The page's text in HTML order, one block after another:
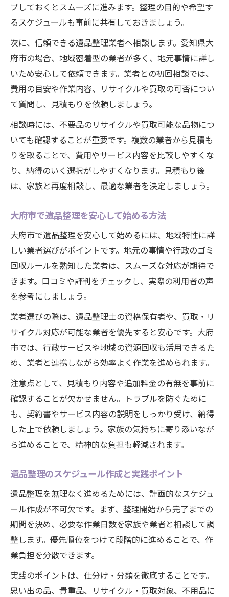
買取サービスを利用した賢いリサイクル方
法
大府市で遺品整理をするなら知っておきたい費
用相場
遺品整理の費用相場と見積もり時の注意点
大府市での遺品整理費用を抑える工夫とは
不用品リサイクルが費用節約に役立つ理由
買取サービスによる遺品整理の費用軽減策
遺品整理で追加料金を避けるための確認事
項
思い出を大切にする遺品整理の進め方ガイド
思い出の品を守る遺品整理の進め方と配慮
遺品整理で大切な品を見落とさない工夫
点
買取で思い出の品の新たな活用方法を考え
る
遺品整理時のご家族とのコミュニケーショ
買取を活かした遺品整理のポイント徹底解説
遺品整理時の買取サービス活用のメリット
買取できる遺品とリサイクル品の見極め方
買取を利用した遺品整理の効率化のコツ
大府市で信頼できる買取業者を選ぶ方法
遺品整理で買取価格を高めるための準備法
効率よく進める大府市での遺品整理とリサイク
ル
大府市で効率的な遺品整理を実現する秘訣
リサイクル業者と連携した遺品整理の流れ
買取サービスを活用した効率的な整理術
遺品整理で時間と費用を節約するポイント
プしておくとスムーズに進みます。整理の目的や希望す
るスケジュールも事前に共有しておきましょう。
次に、信頼できる遺品整理業者へ相談します。愛知県大
府市の場合、地域密着型の業者が多く、地元事情に詳し
いため安心して依頼できます。業者との初回相談では、
費用の目安や作業内容、リサイクルや買取の可否につい
て質問し、見積もりを依頼しましょう。
相談時には、不要品のリサイクルや買取可能な品物につ
いても確認することが重要です。複数の業者から見積も
りを取ることで、費用やサービス内容を比較しやすくな
り、納得のいく選択がしやすくなります。見積もり後
は、家族と再度相談し、最適な業者を決定しましょう。
大府市で遺品整理を安心して始める方法
大府市で遺品整理を安心して始めるには、地域特性に詳
しい業者選びがポイントです。地元の事情や行政のゴミ
回収ルールを熟知した業者は、スムーズな対応が期待で
きます。口コミや評判をチェックし、実際の利用者の声
を参考にしましょう。
業者選びの際は、遺品整理士の資格保有者や、買取・リ
サイクル対応が可能な業者を優先すると安心です。大府
市では、行政サービスや地域の資源回収も活用できるた
め、業者と連携しながら効率よく作業を進められます。
注意点として、見積もり内容や追加料金の有無を事前に
確認することが欠かせません。トラブルを防ぐために
も、契約書やサービス内容の説明をしっかり受け、納得
した上で依頼しましょう。家族の気持ちに寄り添いなが
ら進めることで、精神的な負担も軽減されます。
遺品整理のスケジュール作成と実践ポイント
遺品整理を無理なく進めるためには、計画的なスケジュ
ール作成が不可欠です。まず、整理開始から完了までの
期間を決め、必要な作業日数を家族や業者と相談して調
整します。優先順位をつけて段階的に進めることで、作
業負担を分散できます。
実践のポイントは、仕分け・分類を徹底することです。
思い出の品、貴重品、リサイクル・買取対象、不用品に